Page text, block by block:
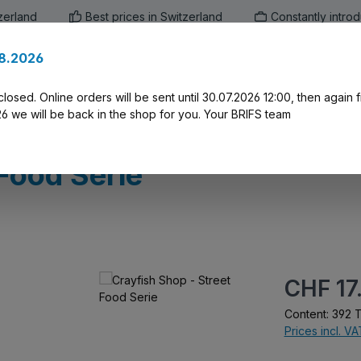
Best prices in Switzerland Constantly
Serie
Regular price:
CHF
Content: 392
Prices incl.
Online orders will be sent until 30.07.2026 12:00, then again
we will be back in the shop for you. Your BRIFS team